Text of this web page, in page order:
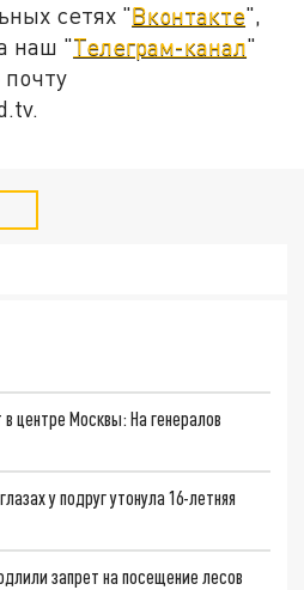
сетях "Вконтакте",
наш "Телеграм-канал"
центре Москвы: На генералов
у подруг утонула 16-летняя
запрет на посещение лесов